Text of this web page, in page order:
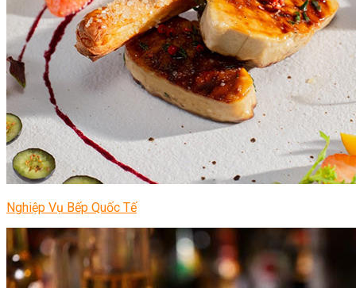
Nghiệp Vụ Bếp Quốc Tế